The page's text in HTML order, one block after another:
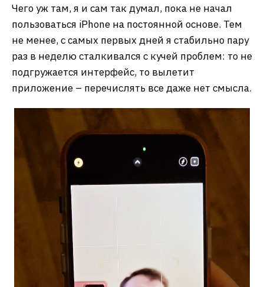
Чего уж там, я и сам так думал, пока не начал
пользоваться iPhone на постоянной основе. Тем
не менее, с самых первых дней я стабильно пару
раз в неделю сталкивался с кучей проблем: то не
подгружается интерфейс, то вылетит
приложение – перечислять все даже нет смысла.